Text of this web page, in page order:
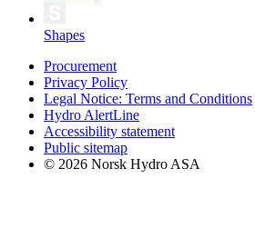
Shapes
Procurement
Privacy Policy
Legal Notice: Terms and Conditions
Hydro AlertLine
Accessibility statement
Public sitemap
© 2026 Norsk Hydro ASA